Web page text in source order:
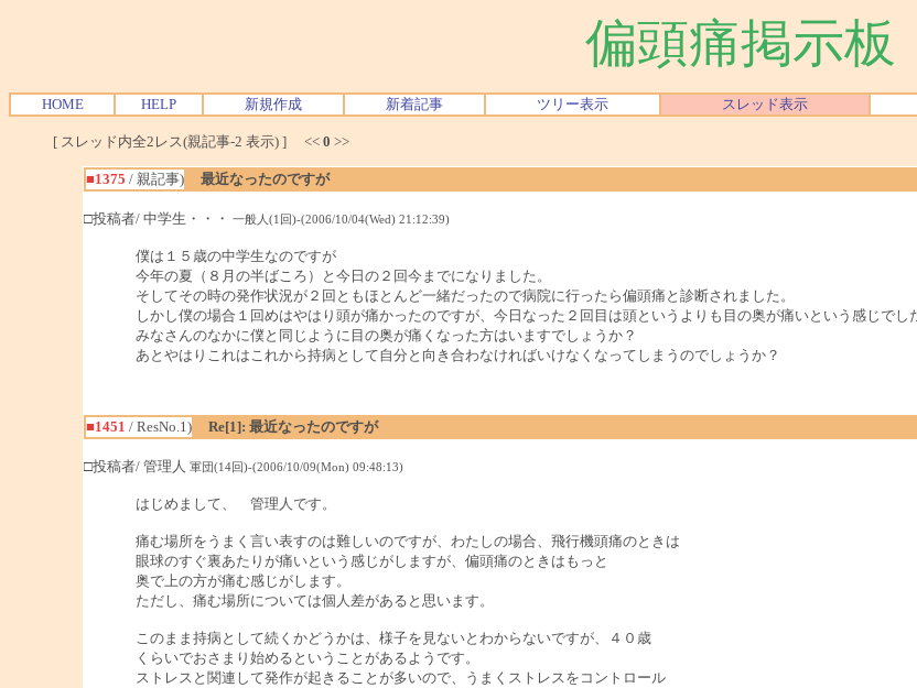
偏頭痛掲示板
HOME HELP 新規作成 新着記事 ツリー表示 スレッド表示
[ スレッド内全2レス(親記事-2 表示) ] << 0 >>
■1375 / 親記事)
最近なったのですが
□投稿者/ 中学生・・・
一般人(1回)-(2006/10/04(Wed) 21:12:39)
僕は１５歳の中学生なのですが
今年の夏（８月の半ばころ）と今日の２回今までになりました。
そしてその時の発作状況が２回ともほとんど一緒だったので病院に行ったら偏頭痛と診断されました。
しかし僕の場合１回めはやはり頭が痛かったのですが、今日なった２回目は頭というよりも目の奥が痛いという感じでし
みなさんのなかに僕と同じように目の奥が痛くなった方はいますでしょうか？
あとやはりこれはこれから持病として自分と向き合わなければいけなくなってしまうのでしょうか？
■1451 / ResNo.1)
Re[1]: 最近なったのですが
□投稿者/ 管理人 軍団(14回)-(2006/10/09(Mon) 09:48:13)
はじめまして、 管理人です。
痛む場所をうまく言い表すのは難しいのですが、わたしの場合、飛行機頭痛のときは
眼球のすぐ裏あたりが痛いという感じがしますが、偏頭痛のときはもっと
奥で上の方が痛む感じがします。
ただし、痛む場所については個人差があると思います。
このまま持病として続くかどうかは、様子を見ないとわからないですが、４０歳
くらいでおさまり始めるということがあるようです。
ストレスと関連して発作が起きることが多いので、うまくストレスをコントロール